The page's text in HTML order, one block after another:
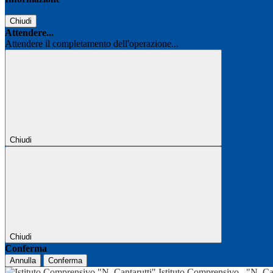
Chiudi
Attendere...
Attendere il completamento dell'operazione...
Chiudi
Chiudi
Conferma
Annulla Conferma